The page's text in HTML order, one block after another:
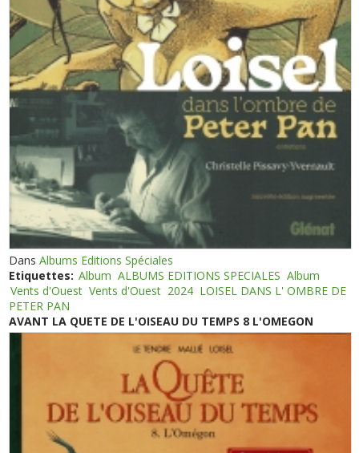
DansAlbums Editions Spéciales
Etiquettes: Album ALBUMS EDITIONS SPECIALES Album
Vents d'Ouest Vents d'Ouest 2024 LOISEL DANS L' OMBRE DE
PETER PAN
AVANT LA QUETE DE L'OISEAU DU TEMPS 8 L'OMEGON